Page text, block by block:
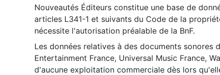
Nouveautés Éditeurs constitue une base de
articles L341-1 et suivants du Code de la
nécessite l'autorisation préalable de la BnF.
Les données relatives à des documents sonores
Entertainment France, Universal Music France,
d'aucune exploitation commerciale dès lors